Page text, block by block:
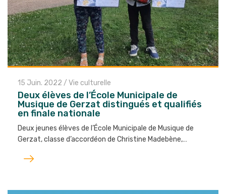
15 Juin. 2022 / Vie culturelle
Deux élèves de l’École Municipale de
Musique de Gerzat distingués et qualifiés
en finale nationale
Deux jeunes élèves de l’École Municipale de Musique de
Gerzat, classe d’accordéon de Christine Madebène,…
Lire
l'article